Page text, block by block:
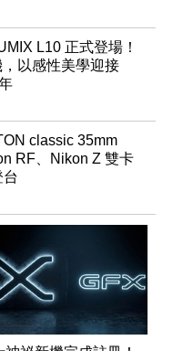
L10 正式登場！
以感性美學迎接
classic 35mm
RF、Nikon Z 雙卡